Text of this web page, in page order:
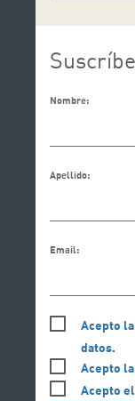
Nombre:
Apellido:
Email:
Acepto
datos.
Acepto
Acepto